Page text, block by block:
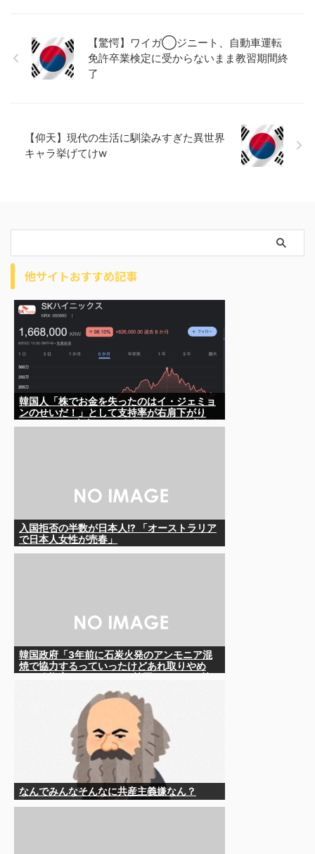
【驚愕】ワイガ◯ジニート、自動車運転
免許卒業検定に受からないまま教習期間終
了
【仰天】現代の生活に馴染みすぎた異世界
キャラ挙げてけw
他サイトおすすめ記事
韓国人「株でお金を失ったのはイ・ジェミョ
ンのせいだ！」として支持率が右肩下がり
入国拒否の半数が日本人!? 「オーストラリア
で日本人女性が売春」
韓国政府「3年前に石炭火発のアンモニア混
焼で協力するっていったけどあれ取りやめ
力ができない理由、これなんですよね
なんでみんなそんなに共産主義嫌なん？